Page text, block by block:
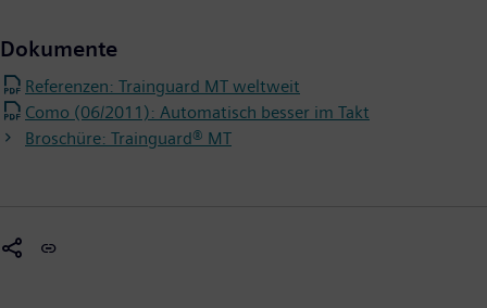
Dokumente
Referenzen: Trainguard MT weltweit
Como (06/2011): Automatisch besser im Takt
Broschüre: Trainguard® MT